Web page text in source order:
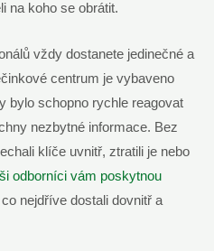
⁤na koho se​ obrátit.
vždy dostanete jedinečné a
centrum je vybaveno
‍bylo schopno rychle reagovat
nezbytné informace.⁣ Bez⁤
klíče uvnitř, ztratili je nebo
‌odborníci vám poskytnou
nejdříve dostali⁣ dovnitř a